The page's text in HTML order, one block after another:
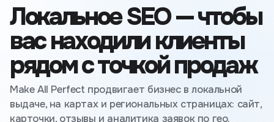
Локальное SEO — чтобы
вас находили клиенты
рядом с точкой продаж
Make All Perfect продвигает бизнес в локальной
выдаче, на картах и региональных страницах: сайт,
карточки, отзывы и аналитика заявок по гео.